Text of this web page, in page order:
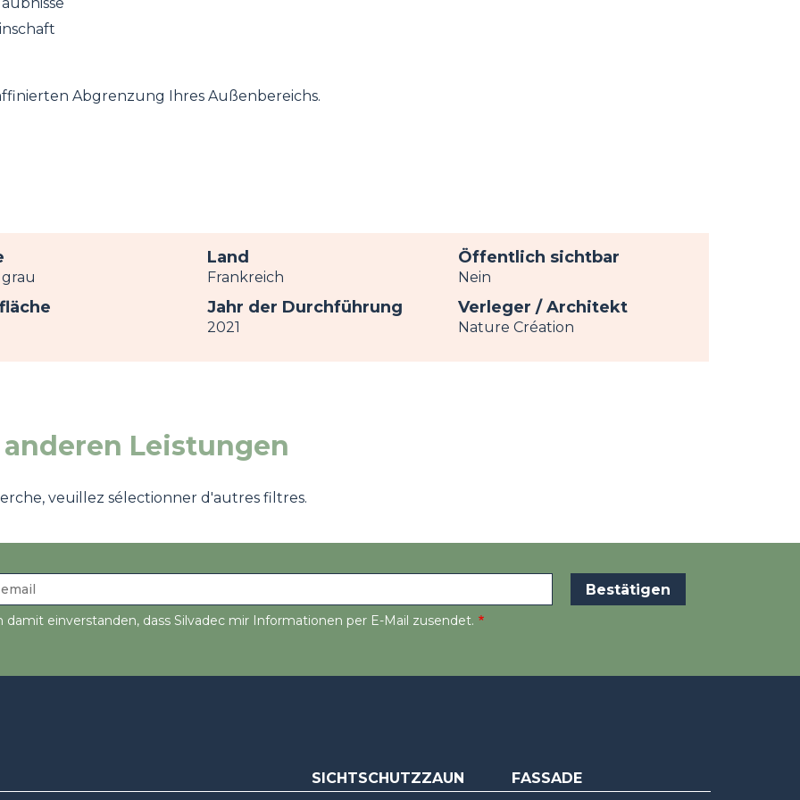
Abgrenzung Ihres Außenbereichs.
Land
Frankreich
Jahr der Durchführung
2021
Öffentlich sichtbar
Nein
Verleger / Architekt
Nature Création
Leistungen
veuillez sélectionner d'autres filtres.
damit einverstanden, dass Silvadec mir Informationen per E-Mail zusendet.
SICHTSCHUTZZAUN FASSADE